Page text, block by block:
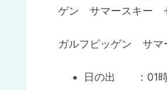
ゲン サマースキー セ
ガルフピッゲン サマ
日の出 ：01時